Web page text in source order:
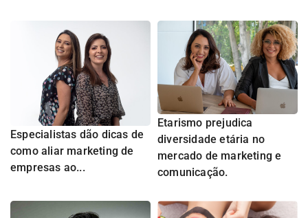
Especialistas dão dicas de
como aliar marketing de
empresas ao...
Etarismo prejudica
diversidade etária no
mercado de marketing e
comunicação.